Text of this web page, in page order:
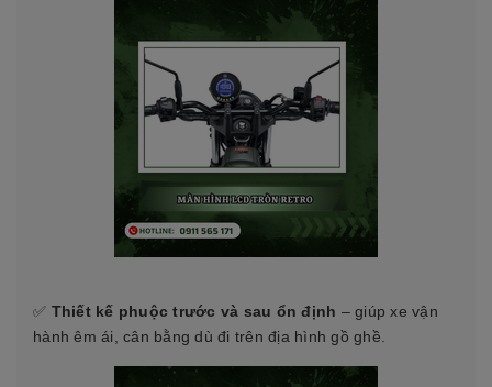
✅ Thiết kế phuộc trước và sau ổn định – giúp xe vận
hành êm ái, cân bằng dù đi trên địa hình gồ ghề.